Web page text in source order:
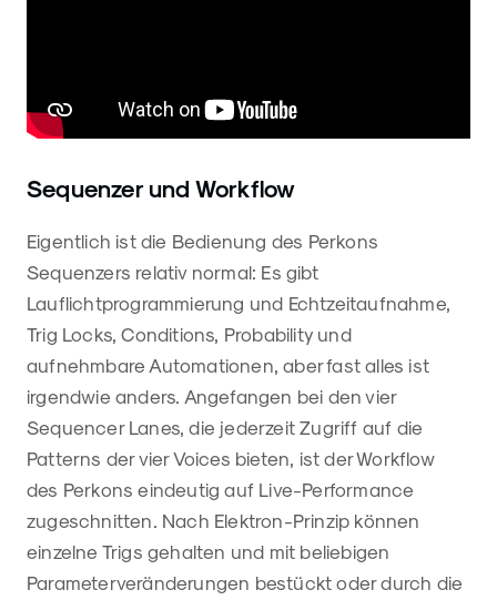
Sequenzer und Workflow
Eigentlich ist die Bedienung des Perkons
Sequenzers relativ normal: Es gibt
Lauflichtprogrammierung und Echtzeitaufnahme,
Trig Locks, Conditions, Probability und
aufnehmbare Automationen, aber fast alles ist
irgendwie anders. Angefangen bei den vier
Sequencer Lanes, die jederzeit Zugriff auf die
Patterns der vier Voices bieten, ist der Workflow
des Perkons eindeutig auf Live-Performance
zugeschnitten. Nach Elektron-Prinzip können
einzelne Trigs gehalten und mit beliebigen
Parameterveränderungen bestückt oder durch die